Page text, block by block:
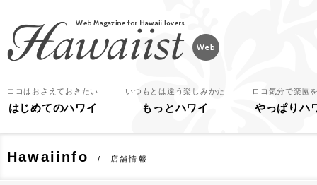
ココはおさえておきたい
はじめてのハワイ
いつもとは違う楽しみかた
もっとハワイ
ロコ気分で楽園
やっぱりハ
Hawaiinfo 店舗情報